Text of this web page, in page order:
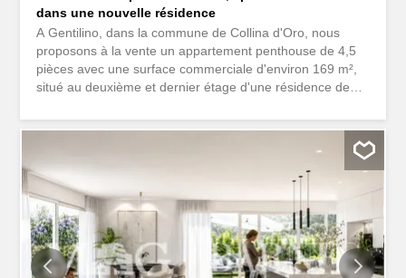
dans une nouvelle résidence
A Gentilino, dans la commune de Collina d'Oro, nous
proposons à la vente un appartement penthouse de 4,5
pièces avec une surface commerciale d'environ 169 m²,
situé au deuxième et dernier étage d'une résidence de
un endroit vert et réservé, à quelques pas du lac de
Muzzano et à une courte distance du centre de Lugano.
mètres carrés et se compose de deux bâtiments
indépendants, conçus pour offrir intimité, luminosité et
qualité de vie. Le choix de proposer un appartement par
étage permet à chaque logement de bénéficier d'une
grande intimité, de larges ouvertures sur les différentes
façades et d'une distribution intérieure aérée et bien